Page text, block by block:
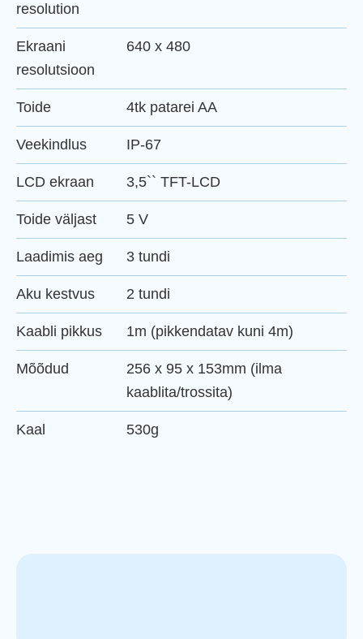
resolution
Ekraani
resolutsioon
640 x 480
Toide 4tk patarei AA
Veekindlus IP-67
LCD ekraan 3,5`` TFT-LCD
Toide väljast 5 V
Laadimis aeg 3 tundi
Aku kestvus 2 tundi
Kaabli pikkus 1m (pikkendatav kuni 4m)
Mõõdud
256 x 95 x 153mm (ilma
kaablita/trossita)
Kaal 530g